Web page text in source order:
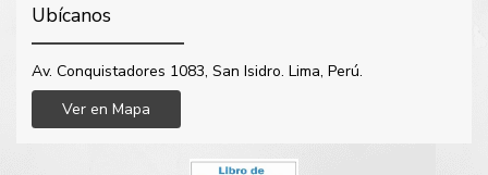
Ubícanos
Av. Conquistadores 1083, San Isidro. Lima, Perú.
Ver en Mapa